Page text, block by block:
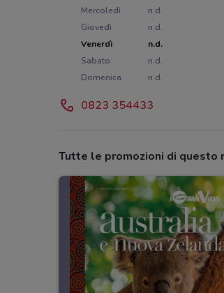
Mercoledì
n.d.
Giovedì
n.d.
Venerdì
n.d.
Sabato
n.d.
Domenica
n.d.
0823 354433
Tutte le promozioni di questo